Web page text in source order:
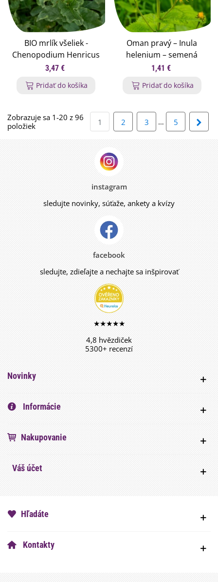
BIO mrlík všeliek -
Chenopodium Henricus
- bio semená mrlíka - 150
3,47 €
Pridať do košíka
Oman pravý – Inula
helenium – semená
omanu - 20 ks
1,41 €
Pridať do košíka
Zobrazuje sa 1-20 z 96
položiek
1 2 3 … 5
instagram
sledujte novinky, súťaže, ankety a kvízy
facebook
sledujte, zdieľajte a nechajte sa inšpirovať
★★★★★
4,8 hvězdiček
5300+ recenzí
Novinky
Informácie
Nakupovanie
Váš účet
Hľadáte
Kontakty